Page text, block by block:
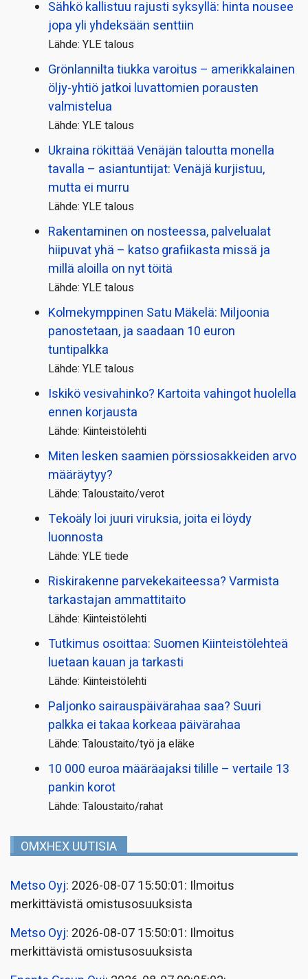
Sähkö kallistuu rajusti syksyllä: hinta nousee
jopa yli yhdeksään senttiin
Lähde: YLE talous
Grönlannilta tiukka varoitus – amerikkalainen
öljy-yhtiö jatkoi luvattomien porausten
valmistelua
Lähde: YLE talous
Ukraina rökittää Venäjän taloutta monella
tavalla – asiantuntijat: Venäjä kurjistuu,
mutta ei murru
Lähde: YLE talous
Rakentaminen on nosteessa, palvelualat
hiipuvat yhä – katso grafiikasta missä ja
millä aloilla on nyt töitä
Lähde: YLE talous
Kolmekymppinen Satu Mäkelä: Miljoonia
panostetaan, ja saadaan 10 euron
tuntipalkka
Lähde: YLE talous
Iskikö vesivahinko? Kartoita vahingot huolella
ennen korjausta
Lähde: Kiinteistölehti
Miten lesken saamien pörssi­osakkeiden arvo
määräytyy?
Lähde: Taloustaito/verot
Tekoäly loi juuri viruksia, joita ei löydy
luonnosta
Lähde: YLE tiede
Riskirakenne parvekekaiteessa? Varmista
tarkastajan ammattitaito
Lähde: Kiinteistölehti
Tutkimus osoittaa: Suomen Kiinteistölehteä
luetaan kauan ja tarkasti
Lähde: Kiinteistölehti
Paljonko sairauspäivä­rahaa saa? Suuri
palkka ei takaa korkeaa päivärahaa
Lähde: Taloustaito/työ ja eläke
10 000 euroa määräajaksi tilille – vertaile 13
pankin korot
Lähde: Taloustaito/rahat
OMXHEX UUTISIA
Metso Oyj: 2026-08-07 15:50:01: Ilmoitus
merkittävistä omistusosuuksista
Metso Oyj: 2026-08-07 15:50:01: Ilmoitus
merkittävistä omistusosuuksista